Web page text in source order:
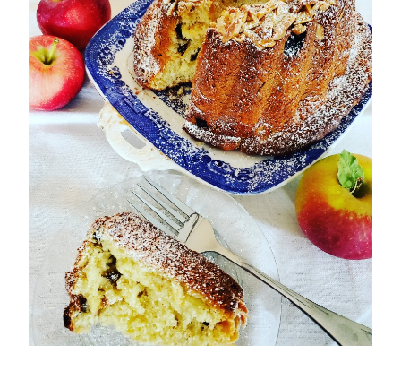
RECETTES
FAQ
SEARCH